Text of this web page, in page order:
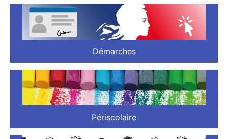
Démarches
Périscolaire